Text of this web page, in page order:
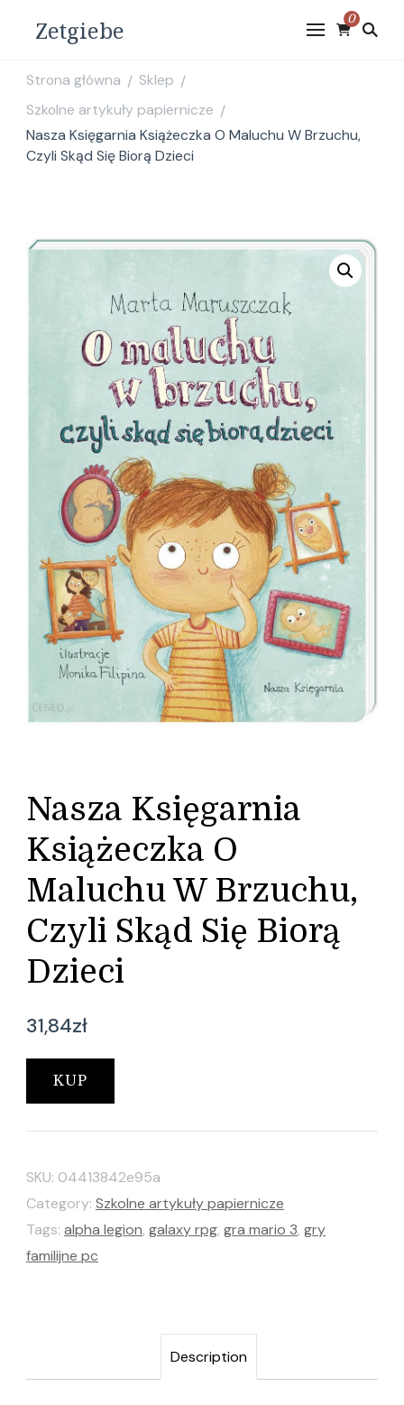
Zetgiebe 0
Strona główna / Sklep /
Szkolne artykuły papiernicze /
Nasza Księgarnia Książeczka O Maluchu W Brzuchu,
Czyli Skąd Się Biorą Dzieci
Nasza Księgarnia
Książeczka O
Maluchu W Brzuchu,
Czyli Skąd Się Biorą
Dzieci
31,84zł
KUP
SKU: 04413842e95a
Category: Szkolne artykuły papiernicze
Tags: alpha legion, galaxy rpg, gra mario 3, gry
familijne pc
Description